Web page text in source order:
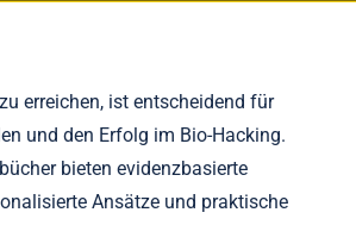
erreichen, ist entscheidend für
und den Erfolg im Bio-Hacking.
bieten evidenzbasierte
Ansätze und praktische